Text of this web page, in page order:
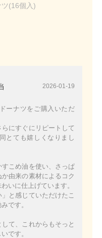
ツ(16個入)
2026-01-19
ーナツをご購入いただ
にすぐにリピートして
とても嬉しくなりまし
こめ油を使い、さっぱ
由来の素材によるコク
いに仕上げています。
と感じていただけたこ
です。
て、これからもそっと
です。